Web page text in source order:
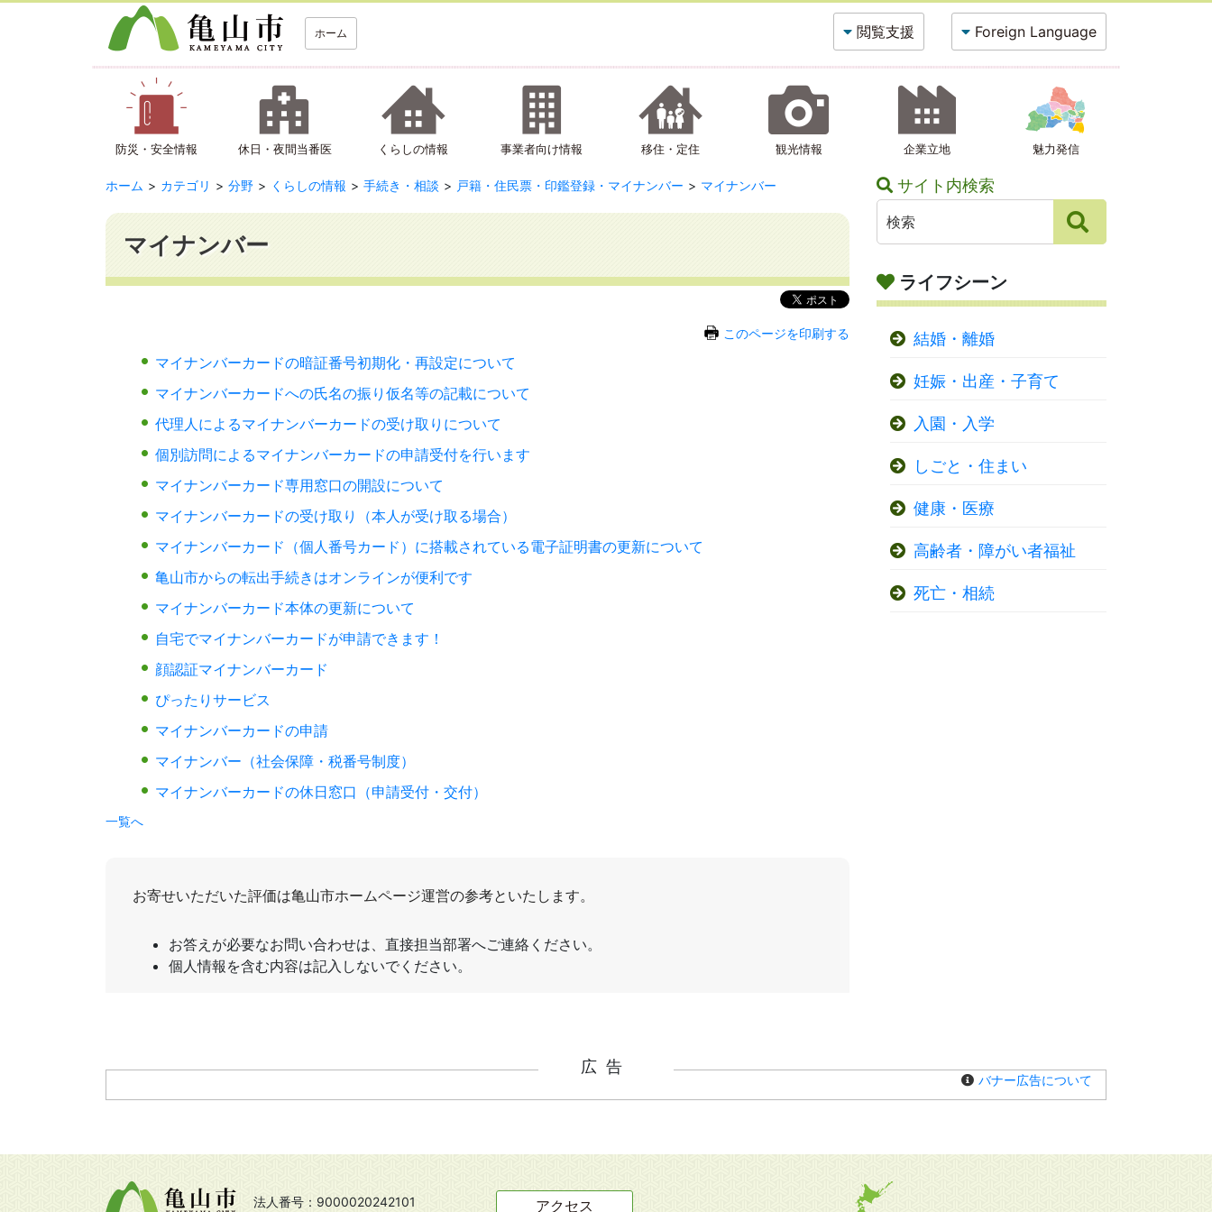
ホーム 閲覧支援 Foreign Language
防災・安全情報 休日・夜間当番医 くらしの情報 事業者向け情報 移住・定住 観光情報 企業立地 魅力発信
ホーム カテゴリ 分野 くらしの情報 手続き・相談 戸籍・住民票・印鑑登録・マイナンバー マイナンバー
マイナンバー
このページを印刷する
マイナンバーカードの暗証番号初期化・再設定について
マイナンバーカードへの氏名の振り仮名等の記載について
代理人によるマイナンバーカードの受け取りについて
個別訪問によるマイナンバーカードの申請受付を行います
マイナンバーカード専用窓口の開設について
マイナンバーカードの受け取り（本人が受け取る場合）
マイナンバーカード（個人番号カード）に搭載されている電子証明書の更新について
亀山市からの転出手続きはオンラインが便利です
マイナンバーカード本体の更新について
自宅でマイナンバーカードが申請できます！
顔認証マイナンバーカード
ぴったりサービス
マイナンバーカードの申請
マイナンバー（社会保障・税番号制度）
マイナンバーカードの休日窓口（申請受付・交付）
一覧へ
サイト内検索
ライフシーン
結婚・離婚
妊娠・出産・子育て
入園・入学
しごと・住まい
健康・医療
高齢者・障がい者福祉
死亡・相続
広告
バナー広告について
法人番号：9000020242101 アクセス